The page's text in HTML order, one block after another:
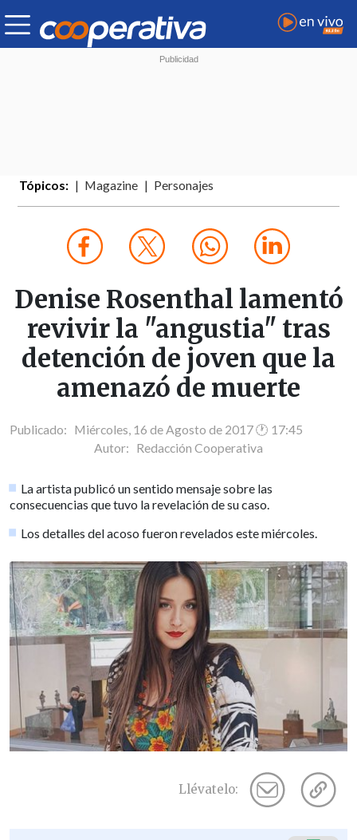
Tópicos: Magazine Personajes
Denise Rosenthal lamentó
revivir la "angustia" tras
detención de joven que la
amenazó de muerte
Publicado: Miércoles, 16 de Agosto de 2017 🕐 17:45
Autor: Redacción Cooperativa
La artista publicó un sentido mensaje sobre las
consecuencias que tuvo la revelación de su caso.
Los detalles del acoso fueron revelados este miércoles.
Llévatelo: